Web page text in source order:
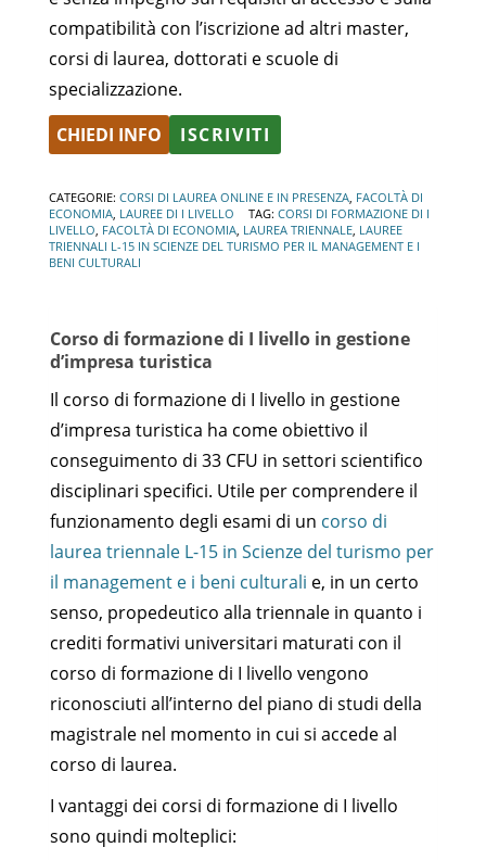
compatibilità con l’iscrizione ad altri master,
corsi di laurea, dottorati e scuole di
specializzazione.
CHIEDI INFO
ISCRIVITI
CATEGORIE: CORSI DI LAUREA ONLINE E IN PRESENZA FACOLTÀ DI
ECONOMIA LAUREE DI I LIVELLO TAG: CORSI DI FORMAZIONE DI I
LIVELLO FACOLTÀ DI ECONOMIA LAUREA TRIENNALE LAUREE
TRIENNALI L-15 IN SCIENZE DEL TURISMO PER IL MANAGEMENT E I
BENI CULTURALI
Corso di formazione di I livello in gestione
d’impresa turistica
Il corso di formazione di I livello in gestione
d’impresa turistica ha come obiettivo il
conseguimento di 33 CFU in settori scientifico
disciplinari specifici. Utile per comprendere il
funzionamento degli esami di un corso di
laurea triennale L-15 in Scienze del turismo per
il management e i beni culturali e, in un certo
senso, propedeutico alla triennale in quanto i
crediti formativi universitari maturati con il
corso di formazione di I livello vengono
riconosciuti all’interno del piano di studi della
magistrale nel momento in cui si accede al
corso di laurea.
I vantaggi dei corsi di formazione di I livello
sono quindi molteplici: